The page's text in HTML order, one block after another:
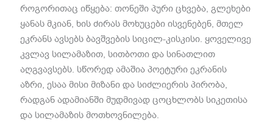
როგორითაც იწყება: თონეში პური ცხვება, გლეხები
ყანას მკიან, ხის ძირას მოხუცები ისვენებენ, მთელ
ეკრანს ავსებს ბავშვების სიცილ-კისკისი. ყოველივე
კვლავ სილამაზით, სითბოთი და სინათლით
აღგვავსებს. სწორედ ამაშია პოეტური ეკრანის
აზრი, ესაა მისი მიზანი და სიძლიერის პირობა,
რადგან ადამიანში მუდმივად ცოცხლობს სიკეთისა
და სილამაზის მოთხოვნილება.